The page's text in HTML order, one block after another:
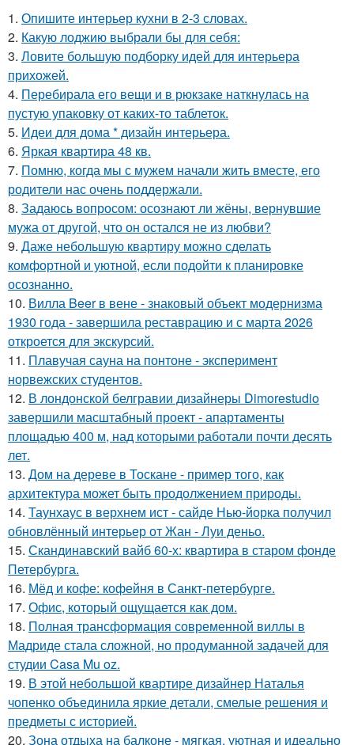
1. Опишите интерьер кухни в 2-3 словах.
2. Какую лоджию выбрали бы для себя:
3. Ловите большую подборку идей для интерьера
прихожей.
4. Перебирала его вещи и в рюкзаке наткнулась на
пустую упаковку от каких-то таблеток.
5. Идеи для дома * дизайн интерьера.
6. Яркая квартира 48 кв.
7. Помню, когда мы с мужем начали жить вместе, его
родители нас очень поддержали.
8. Задаюсь вопросом: осознают ли жёны, вернувшие
мужа от другой, что он остался не из любви?
9. Даже небольшую квартиру можно сделать
комфортной и уютной, если подойти к планировке
осознанно.
10. Вилла Beer в вене - знаковый объект модернизма
1930 года - завершила реставрацию и с марта 2026
откроется для экскурсий.
11. Плавучая сауна на понтоне - эксперимент
норвежских студентов.
12. В лондонской белгравии дизайнеры Dimorestudio
завершили масштабный проект - апартаменты
площадью 400 м, над которыми работали почти десять
лет.
13. Дом на дереве в Тоскане - пример того, как
архитектура может быть продолжением природы.
14. Таунхаус в верхнем ист - сайде Нью-йорка получил
обновлённый интерьер от Жан - Луи деньо.
15. Скандинавский вайб 60-х: квартира в старом фонде
Петербурга.
16. Мёд и кофе: кофейня в Санкт-петербурге.
17. Офис, который ощущается как дом.
18. Полная трансформация современной виллы в
Мадриде стала сложной, но продуманной задачей для
студии Casa Mu oz.
19. В этой небольшой квартире дизайнер Наталья
чопенко объединила яркие детали, смелые решения и
предметы с историей.
20. Зона отдыха на балконе - мягкая, уютная и идеально